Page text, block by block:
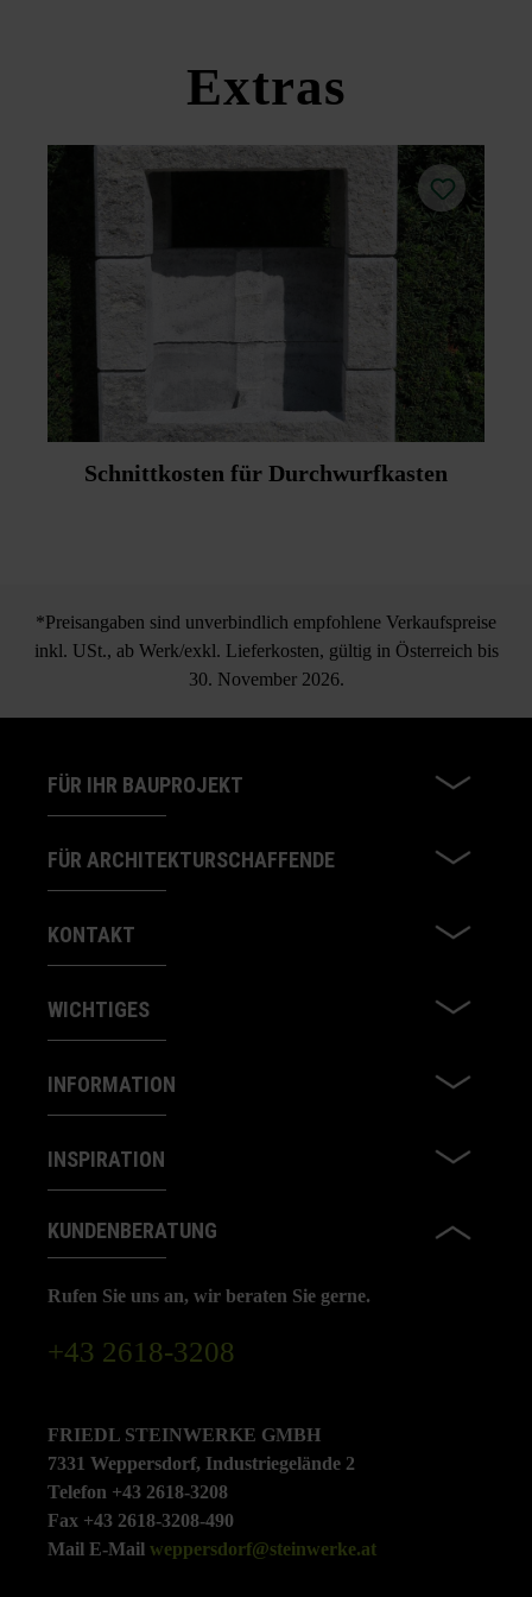
Extras
Schnittkosten für Durchwurfkasten
*Preisangaben sind unverbindlich empfohlene Verkaufspreise
inkl. USt., ab Werk/exkl. Lieferkosten, gültig in Österreich bis
30. November 2026.
FÜR IHR BAUPROJEKT
FÜR ARCHITEKTURSCHAFFENDE
KONTAKT
WICHTIGES
INFORMATION
INSPIRATION
KUNDENBERATUNG
Rufen Sie uns an, wir beraten Sie gerne.
+43 2618-3208
FRIEDL STEINWERKE GMBH
7331 Weppersdorf, Industriegelände 2
Telefon +43 2618-3208
Fax +43 2618-3208-490
Mail E-Mail weppersdorf@steinwerke.at